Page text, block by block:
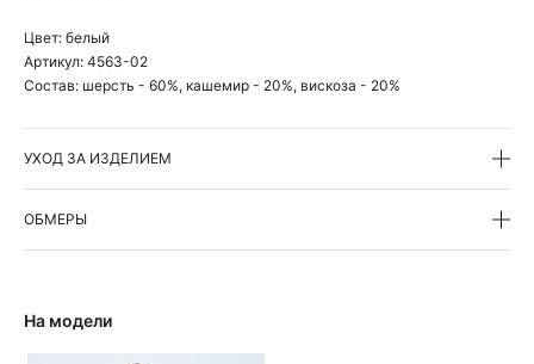
Цвет: белый
Артикул: 4563-02
Состав: шерсть - 60%, кашемир - 20%, вискоза - 20%
УХОД ЗА ИЗДЕЛИЕМ
ОБМЕРЫ
На модели